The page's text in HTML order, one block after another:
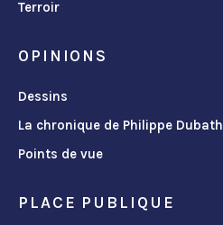
Terroir
OPINIONS
Dessins
La chronique de Philippe Dubath
Points de vue
PLACE PUBLIQUE